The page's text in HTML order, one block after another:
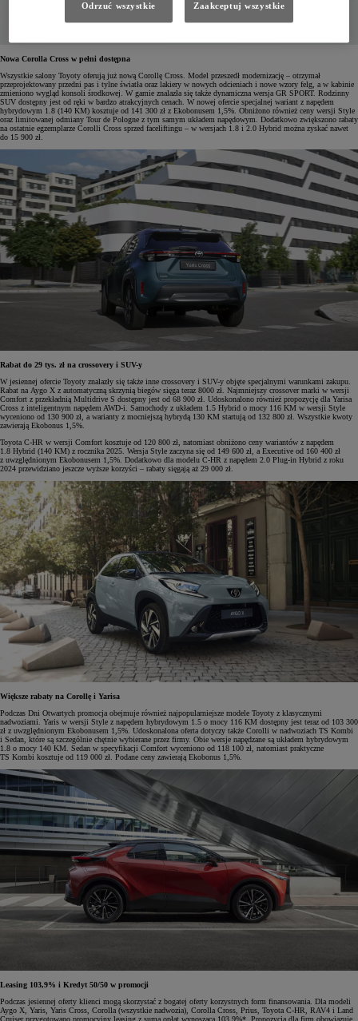
Nowa Corolla Cross w pełni dostępna
Wszystkie salony Toyoty oferują już nową Corollę Cross. Model przeszedł modernizację – otrzymał
przeprojektowany przedni pas i tylne światła oraz lakiery w nowych odcieniach i nowe wzory felg, a w kabinie
zmieniono wygląd konsoli środkowej. W gamie znalazła się także dynamiczna wersja GR SPORT. Rodzinny
SUV dostępny jest od ręki w bardzo atrakcyjnych cenach. W nowej ofercie specjalnej wariant z napędem
hybrydowym 1.8 (140 KM) kosztuje od 141 300 zł z Ekobonusem 1,5%. Obniżono również ceny wersji Style
oraz limitowanej odmiany Tour de Pologne z tym samym układem napędowym. Dodatkowo zwiększono rabaty
na ostatnie egzemplarze Corolli Cross sprzed faceliftingu – w wersjach 1.8 i 2.0 Hybrid można zyskać nawet
do 15 900 zł.
Rabat do 29 tys. zł na crossovery i SUV-y
W jesiennej ofercie Toyoty znalazły się także inne crossovery i SUV-y objęte specjalnymi warunkami zakupu.
Rabat na Aygo X z automatyczną skrzynią biegów sięga teraz 8000 zł. Najmniejszy crossover marki w wersji
Comfort z przekładnią Multidrive S dostępny jest od 68 900 zł. Udoskonalono również propozycję dla Yarisa
Cross z inteligentnym napędem AWD-i. Samochody z układem 1.5 Hybrid o mocy 116 KM w wersji Style
wyceniono od 130 900 zł, a warianty z mocniejszą hybrydą 130 KM startują od 132 800 zł. Wszystkie kwoty
zawierają Ekobonus 1,5%.
Toyota C-HR w wersji Comfort kosztuje od 120 800 zł, natomiast obniżono ceny wariantów z napędem
1.8 Hybrid (140 KM) z rocznika 2025. Wersja Style zaczyna się od 149 600 zł, a Executive od 160 400 zł
z uwzględnionym Ekobonusem 1,5%. Dodatkowo dla modelu C-HR z napędem 2.0 Plug-in Hybrid z roku
2024 przewidziano jeszcze wyższe korzyści – rabaty sięgają aż 29 000 zł.
Większe rabaty na Corollę i Yarisa
Podczas Dni Otwartych promocja obejmuje również najpopularniejsze modele Toyoty z klasycznymi
nadwoziami. Yaris w wersji Style z napędem hybrydowym 1.5 o mocy 116 KM dostępny jest teraz od 103 300
zł z uwzględnionym Ekobonusem 1,5%. Udoskonalona oferta dotyczy także Corolli w nadwoziach TS Kombi
i Sedan, które są szczególnie chętnie wybierane przez firmy. Obie wersje napędzane są układem hybrydowym
1.8 o mocy 140 KM. Sedan w specyfikacji Comfort wyceniono od 118 100 zł, natomiast praktyczne
TS Kombi kosztuje od 119 000 zł. Podane ceny zawierają Ekobonus 1,5%.
Leasing 103,9% i Kredyt 50/50 w promocji
Podczas jesiennej oferty klienci mogą skorzystać z bogatej oferty korzystnych form finansowania. Dla modeli
Aygo X, Yaris, Yaris Cross, Corolla (wszystkie nadwozia), Corolla Cross, Prius, Toyota C-HR, RAV4 i Land
Cruiser przygotowano promocyjny leasing z sumą opłat wynoszącą 103,9%*. Propozycja dla firm obowiązuje
Odrzuć wszystkie Zaakceptuj wszystkie